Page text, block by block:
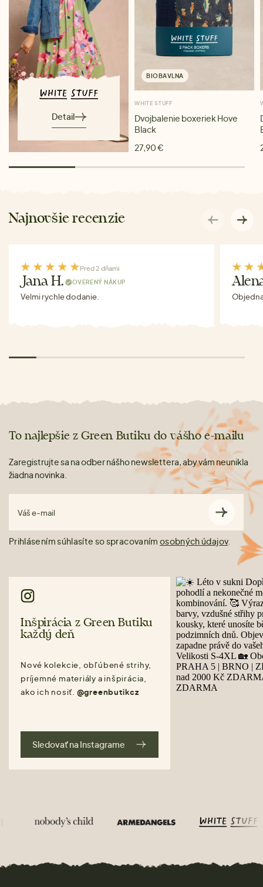
Detail
BIOBAVLNA
WHITE STUFF
Dvojbalenie boxeriek Hove
Black
27,90 €
Najnovšie recenzie
Pred 2 dňami
Jana H. OVERENÝ NÁKUP
Velmi rychle dodanie.
To najlepšie z Green Butiku do vášho e-mailu
Zaregistrujte sa na odber nášho newslettera, aby vám neunikla
žiadna novinka.
Váš e-mail
Prihlásením súhlasíte so spracovaním osobných údajov.
Inšpirácia z Green Butiku
každý deň
Nové kolekcie, obľúbené strihy,
príjemné materiály a inšpirácia,
ako ich nosiť. @greenbutikcz
Sledovať na Instagrame